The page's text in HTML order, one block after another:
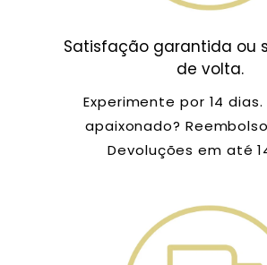
Satisfação garantida ou
de volta.
Experimente por 14
apaixonado?
Devoluções em até